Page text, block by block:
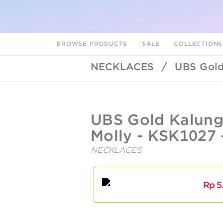
BROWSE PRODUCTS SALE COLLECTIONS
NECKLACES / UBS
UBSLifestyle
https://ubslifestyle.com/ubs-
gold-
kalung-
emas-
millie-
molly-
17k/
UBS Gold
Molly - KSK1027
NECKLACES
Rp